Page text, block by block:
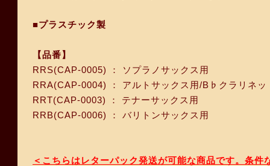
■プラスチック製
【品番】
RRS(CAP-0005) ： ソプラノサックス用
RRA(CAP-0004) ： アルトサックス用/B♭クラリネッ
RRT(CAP-0003) ： テナーサックス用
RRB(CAP-0006) ： バリトンサックス用
＜こちらはレターパック発送が可能な商品です。条